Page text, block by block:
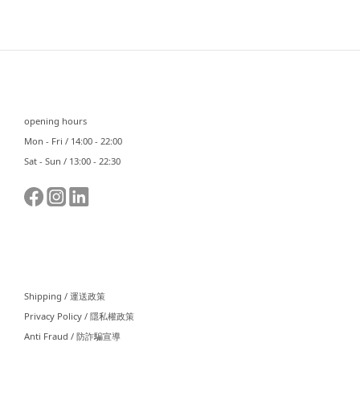
opening hours
Mon - Fri / 14:00 - 22:00
Sat - Sun / 13:00 - 22:30
Shipping / 運送政策
Privacy Policy / 隱私權政策
Anti Fraud / 防詐騙宣導